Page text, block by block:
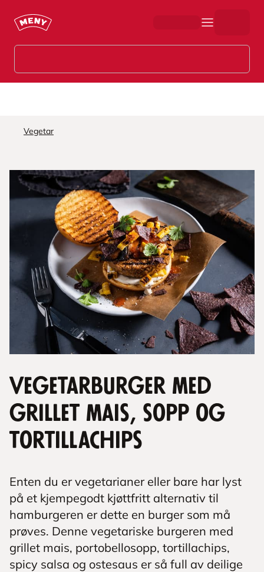
Vegetar
Vegetarburger med
grillet mais, sopp og
tortillachips
Enten du er vegetarianer eller bare har lyst
på et kjempegodt kjøttfritt alternativ til
hamburgeren er dette en burger som må
prøves. Denne vegetariske burgeren med
grillet mais, portobellosopp, tortillachips,
spicy salsa og ostesaus er så full av deilige